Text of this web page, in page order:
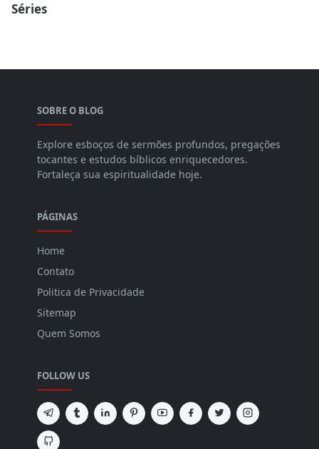
Séries
SOBRE O BLOG
Explore esboços de sermões profundos, pregações
tocantes e estudos bíblicos enriquecedores.
Fortaleça sua espiritualidade hoje.
PÁGINAS
Home
Contato
Politica de Privacidade
Sitemap
Quem Somos
FOLLOW US